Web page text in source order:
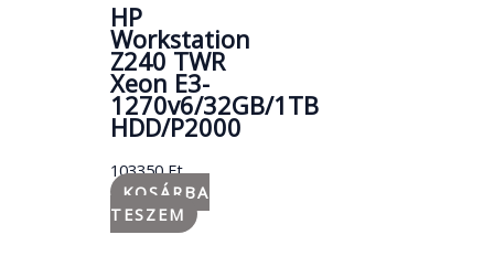
HP
Workstation
Z240 TWR
Xeon E3-
1270v6/32GB/1TB
HDD/P2000
103350Ft
KOSÁRBA
TESZEM